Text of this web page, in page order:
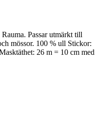
Passar utmärkt till
mössor. 100 % ull Stickor:
26 m = 10 cm med